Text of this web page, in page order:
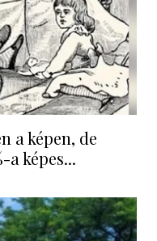
a képen, de
a képes...